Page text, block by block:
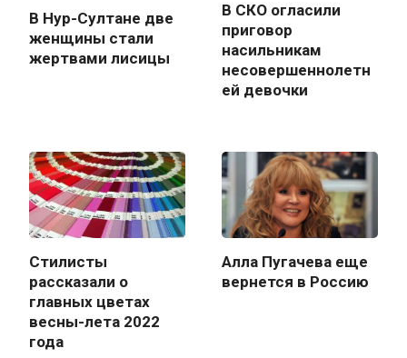
В Нур-Султане две
женщины стали
жертвами лисицы
В СКО огласили
приговор
насильникам
несовершеннолетн
ей девочки
Стилисты
рассказали о
главных цветах
весны-лета 2022
года
Алла Пугачева еще
вернется в Россию